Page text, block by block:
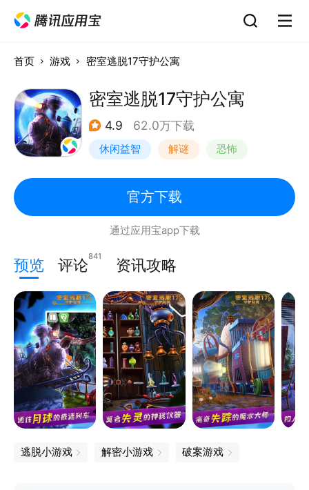
首页 游戏 密室逃脱17守护公寓
密室逃脱17守护公寓
4.9 62.0万下载
休闲益智 解谜 恐怖
密室逃脱
官方下载
通过应用宝app下载
预览 评论841 资讯攻略
逃脱小游戏 解密小游戏 破案游戏